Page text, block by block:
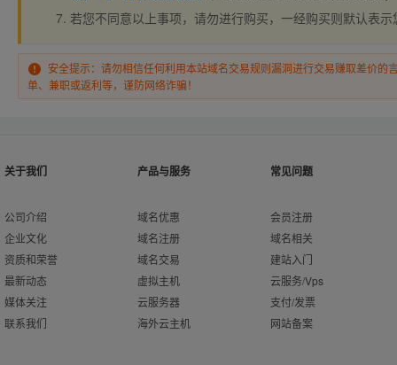
若您不同意以上事项，请勿进行购买，一经购买则默认表
安全提示：请勿相信任何利用本站域名交易规则漏洞进行交易赚取差价的
单、兼职或返利等，谨防网络诈骗！
关于我们
公司介绍
企业文化
资质和荣誉
最新动态
媒体关注
联系我们
产品与服务
域名优惠
域名注册
域名交易
虚拟主机
云服务器
海外云主机
常见问题
会员注册
域名相关
建站入门
云服务/Vps
支付/发票
网站备案